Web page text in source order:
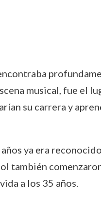
musical, fue el
su carrera y
ya era
también
a los 35 años.